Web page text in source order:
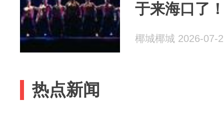
于来海口了
椰城椰城 2026-07-
热点新闻